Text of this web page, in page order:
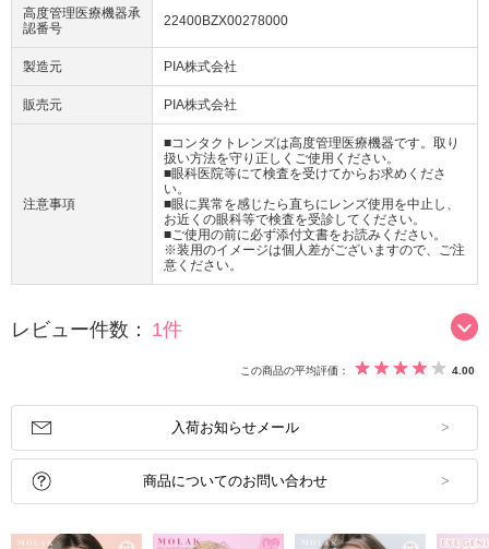
高度管理医療機器承
認番号
22400BZX00278000
製造元 PIA株式会社
販売元 PIA株式会社
注意事項
■コンタクトレンズは高度管理医療機器です。取り
扱い方法を守り正しくご使用ください。
■眼科医院等にて検査を受けてからお求めくださ
い。
■眼に異常を感じたら直ちにレンズ使用を中止し、
お近くの眼科等で検査を受診してください。
■ご使用の前に必ず添付文書をお読みください。
※装用のイメージは個人差がございますので、ご注
意ください。
レビュー件数： 1件
この商品の平均評価： 4.00
入荷お知らせメール
商品についてのお問い合わせ